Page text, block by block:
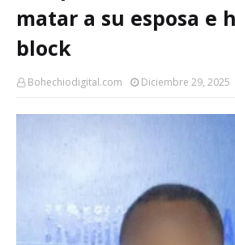
matar a su esposa e
block
Bohechiodigital.com Diciembre 29, 2025